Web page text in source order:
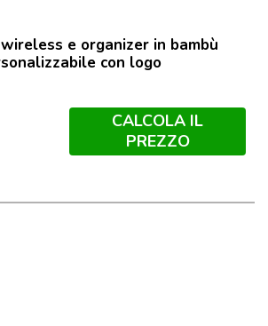
e organizer in bambù
con logo
CALCOLA IL
PREZZO